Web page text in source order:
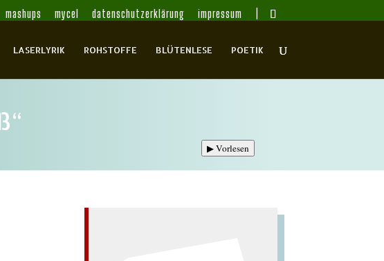
mashups mycel datenschutzerklärung impressum
LASERLYRIK ROHSTOFFE BLÜTENLESE POETIK
▶Vorlesen